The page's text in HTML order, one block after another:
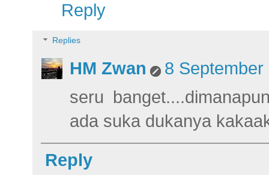
Reply
Replies
HM Zwan
8
seru
ada suka dukanya
Reply